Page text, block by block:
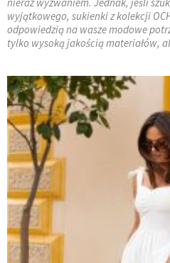
wyjątkowego, sukienki z kolekcji
odpowiedzią na wasze modowe
tylko wysoką jakością materiałów,